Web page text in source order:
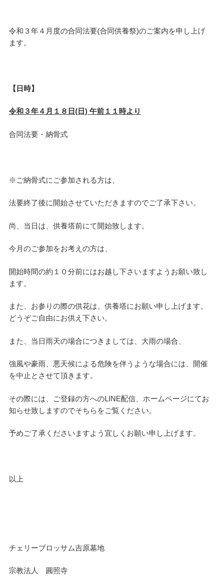
令和３年４月度の合同法要(合同供養祭)のご案内を申し上げ
ます。
【日時】
令和３年４月１８日(日) 午前１１時より
合同法要・納骨式
※ご納骨式にご参加される方は、
法要終了後に開始させていただきますのでご了承下さい。
尚、当日は、供養塔前にて開始致します。
今月のご参加をお考えの方は、
開始時間の約１０分前にはお越し下さいますようお願い致し
ます。
また、お参りの際の供花は、供養塔にお願い申し上げます。
どうぞご自由にお供え下さい。
また、当日雨天の場合につきましては、大雨の場合、
強風や豪雨、悪天候による危険を伴うような場合には、開催
を中止とさせて頂きます。
その際には、ご登録の方へのLINE配信、ホームページにてお
知らせ致しますのでそちらをご覧ください。
予めご了承くださいますよう宜しくお願い申し上げます。
以上
チェリーブロッサム吉原墓地
宗教法人 圓照寺